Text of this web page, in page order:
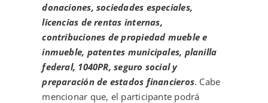
donaciones, sociedades especiales,
licencias de rentas internas,
contribuciones de propiedad mueble e
inmueble, patentes municipales, planilla
federal, 1040PR, seguro social y
preparación de estados financieros. Cabe
mencionar que, el participante podrá